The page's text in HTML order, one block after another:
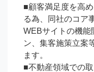
■顧客満足度を高
る為、同社のコア
WEBサイトの機能
ン、集客施策立案
ます。
■不動産領域での